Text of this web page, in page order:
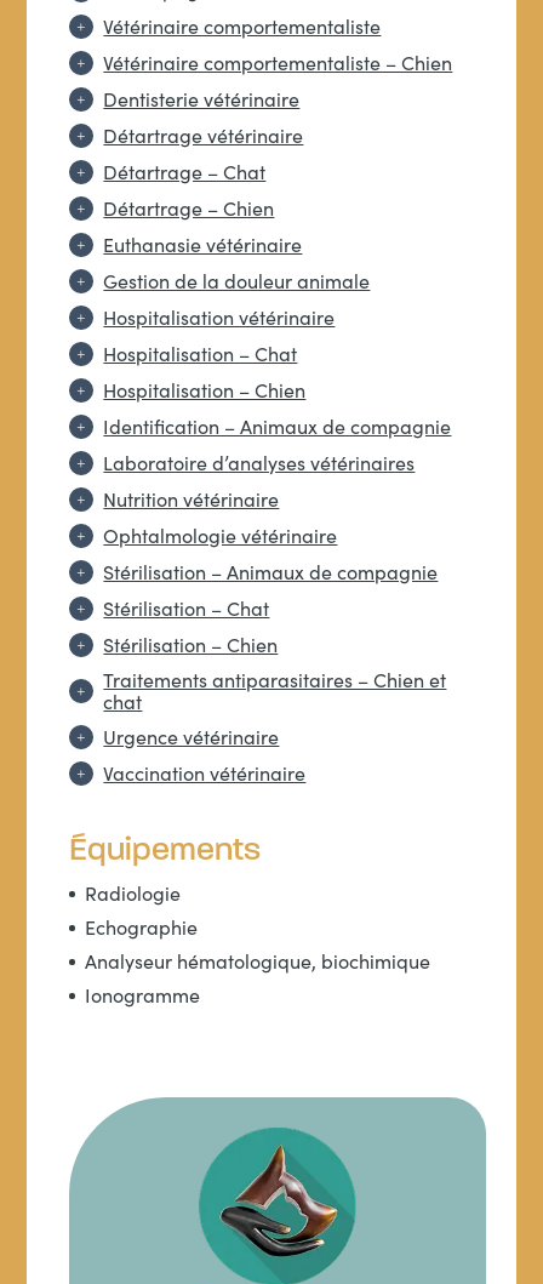
Vétérinaire comportementaliste
Vétérinaire comportementaliste – Chien
Dentisterie vétérinaire
Détartrage vétérinaire
Détartrage – Chat
Détartrage – Chien
Euthanasie vétérinaire
Gestion de la douleur animale
Hospitalisation vétérinaire
Hospitalisation – Chat
Hospitalisation – Chien
Identification – Animaux de compagnie
Laboratoire d’analyses vétérinaires
Nutrition vétérinaire
Ophtalmologie vétérinaire
Stérilisation – Animaux de compagnie
Stérilisation – Chat
Stérilisation – Chien
Traitements antiparasitaires – Chien et
chat
Urgence vétérinaire
Vaccination vétérinaire
Équipements
Radiologie
Echographie
Analyseur hématologique, biochimique
Ionogramme